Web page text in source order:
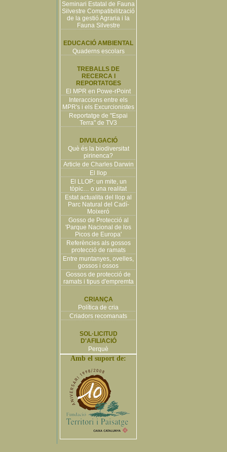
Seminari Estatal de Fauna
Silvestre Compatibilització
de la gestió Agraria i la
Fauna Silvestre
EDUCACIÓ AMBIENTAL
Quaderns escolars
TREBALLS DE
RECERCA I
REPORTATGES
El MPR en Powe-rPoint
Interaccions entre els
MPR's i els Excurcionistes
Reportatge de "Espai
Terra" de TV3
DIVULGACIÓ
Què és la biodiversitat
pirinenca?
Article de Charles Darwin
El llop
El LLOP: un mite, un
tòpic… o una realitat
Estat actualita del llop al
Parc Natural del Cadí-
Moixeró
Gosso de Protecció al
'Parque Nacional de los
Picos de Europa'
Referències als gossos
protecció de ramats
Entre muntanyes, ovelles,
gossos i ossos
Gossos de protecció de
ramats i tipus d'empremta
CRIANÇA
Política de cria
Criadors recomanats
SOL·LICITUD
D'AFILIACIÓ
Perquè
Amb el suport de: